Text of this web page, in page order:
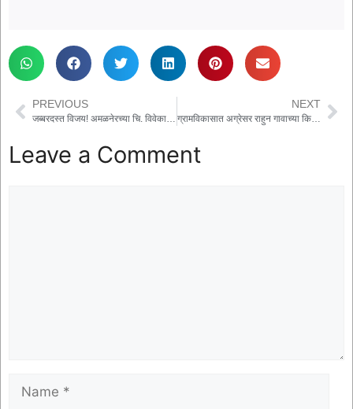
PREVIOUS
जब्बरदस्त विजय! अमळनेरच्या चि. विवेकानंद बडगुजरने नाशिकमध्येही मारली बाजी
NEXT
ग्रामविकासात अग्रेसर राहुन गावाच्या किर्तीचा कळस बना: माजी नगराध्यक्षा जयश्री पाटील
Leave a Comment